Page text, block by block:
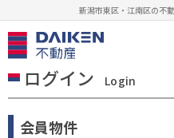
新潟市東区・江南区の不
ログイン Login
会員物件